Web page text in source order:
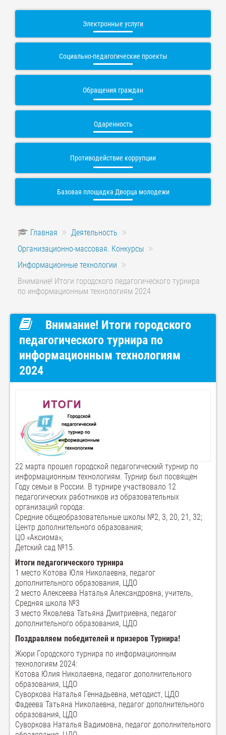
Электронные услуги
Социально-педагогические проекты
Обращения граждан
Одаренность
Противодействие коррупции
Базовая площадка Дворца молодежи
Главная
Деятельность
Организационно-массовая. Конкурсы
Информационные технологии
Внимание! Итоги городского педагогического турнира
по информационным технологиям 2024
Внимание! Итоги городского
педагогического турнира по
информационным технологиям
2024
22 марта прошел городской педагогический турнир по
информационным технологиям. Турнир был посвящен
Году семьи в России. В турнире участвовало 12
педагогических работников из образовательных
организаций города:
Средние общеобразовательные школы №2, 3, 20, 21, 32;
Центр дополнительного образования;
ЦО «Аксиома»;
Детский сад №15.
Итоги педагогического турнира
1 место Котова Юля Николаевна, педагог
дополнительного образования, ЦДО
2 место Алексеева Наталья Александровна, учитель,
Средняя школа №3
3 место Яковлева Татьяна Дмитриевна, педагог
дополнительного образования, ЦДО
Поздравляем победителей и призеров Турнира!
Жюри Городского турнира по информационным
технологиям 2024:
Котова Юлия Николаевна, педагог дополнительного
образования, ЦДО
Суворкова Наталья Геннадьевна, методист, ЦДО
Фадеева Татьяна Николаевна, педагог дополнительного
образования, ЦДО
Суворкова Наталья Вадимовна, педагог дополнительного